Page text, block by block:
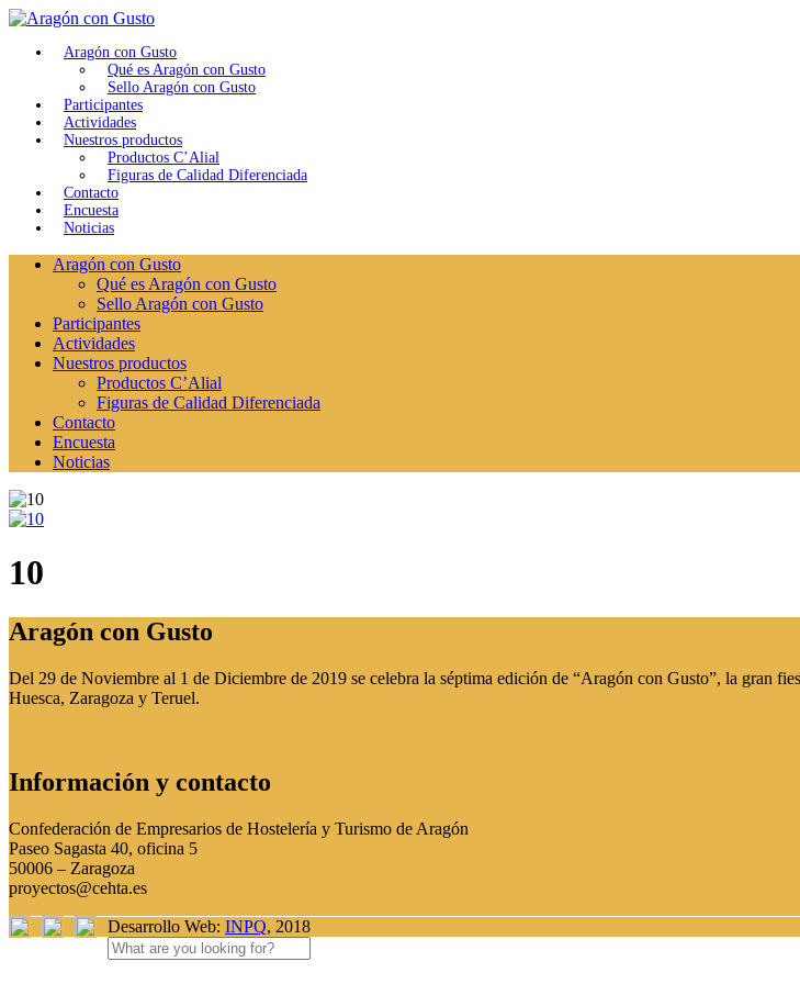
Aragón con Gusto
Qué es Aragón con Gusto
Sello Aragón con Gusto
Participantes
Actividades
Nuestros productos
Productos C’Alial
Figuras de Calidad Diferenciada
Contacto
Encuesta
Noticias
Aragón con Gusto
Qué es Aragón con Gusto
Sello Aragón con Gusto
Participantes
Actividades
Nuestros productos
Productos C’Alial
Figuras de Calidad Diferenciada
Contacto
Encuesta
Noticias
10
Aragón con Gusto
Del 29 de Noviembre al 1 de Diciembre de 2019 se celebra la séptima edición de “Aragón con Gusto”, la gran
Huesca, Zaragoza y Teruel.
Información y contacto
Confederación de Empresarios de Hostelería y Turismo de Aragón
Paseo Sagasta 40, oficina 5
50006 – Zaragoza
proyectos@cehta.es
Desarrollo Web: INPQ, 2018